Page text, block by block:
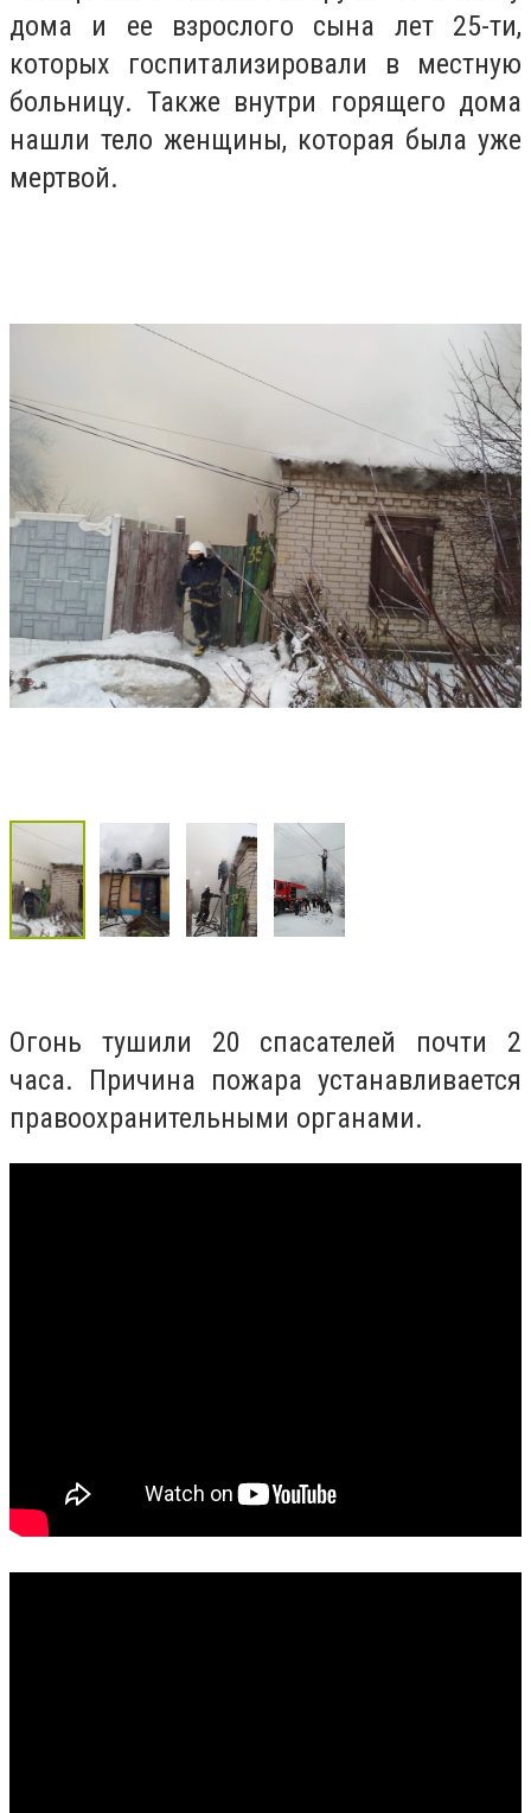
дома и ее взрослого сына лет 25-ти,
которых госпитализировали в местную
больницу. Также внутри горящего дома
нашли тело женщины, которая была уже
мертвой.
Огонь тушили 20 спасателей почти 2
часа. Причина пожара устанавливается
правоохранительными органами.